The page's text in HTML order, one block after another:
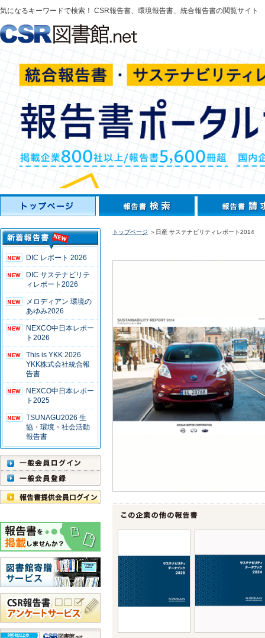
気になるキーワードで検索！ CSR報告書、環境報告書、統合報告書の閲覧サイト
DIC レポート 2026
DIC サステナビリテ
ィレポート2026
メロディアン 環境の
あゆみ2026
NEXCO中日本レポー
ト2026
This is YKK 2026
YKK株式会社統合報
告書
NEXCO中日本レポー
ト2025
TSUNAGU2026 生
協・環境・社会活動
報告書
トップページ ＞日産 サステナビリティレポート2014